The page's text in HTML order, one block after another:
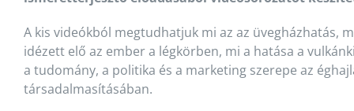
A kis videókból megtudhatjuk mi az az üvegházhatás,
idézett elő az ember a légkörben, mi a hatása a
a tudomány, a politika és a marketing szerepe az
társadalmasításában.